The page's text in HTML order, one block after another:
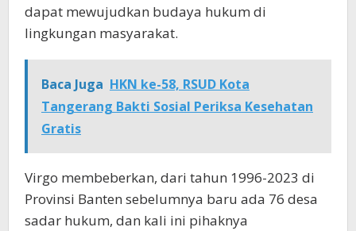
dapat mewujudkan budaya hukum di
lingkungan masyarakat.
Baca Juga HKN ke-58, RSUD Kota
Tangerang Bakti Sosial Periksa Kesehatan
Gratis
Virgo membeberkan, dari tahun 1996-2023 di
Provinsi Banten sebelumnya baru ada 76 desa
sadar hukum, dan kali ini pihaknya